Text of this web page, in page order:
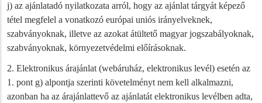
j) az ajánlatadó nyilatkozata arról, hogy az ajánlat tárgyát képező
tétel megfelel a vonatkozó európai uniós irányelveknek,
szabványoknak, illetve az azokat átültető magyar jogszabályoknak,
szabványoknak, környezetvédelmi előírásoknak.
2. Elektronikus árajánlat (webáruház, elektronikus levél) esetén az
1. pont g) alpontja szerinti követelményt nem kell alkalmazni,
azonban ha az árajánlattevő az ajánlatát elektronikus levélben adta,